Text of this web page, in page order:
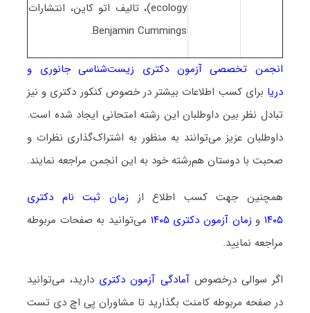
ecology)، تالیف اتو کاین، انتشارات
Benjamin Cummings.
انجمن تخصصی آزمون دکتری زیست‌شناسی جانوری و
دریا برای کسب اطلاعات بیشتر در خصوص کنکور دکتری و نیز
تبادل نظر بین داوطلبان این رشته امتحانی ایجاد شده است.
داوطلبان عزیز می‌توانند به منظور به اشتراک‌گذاری نظرات و
صحبت با دوستان هم‌رشته خود به این انجمن مراجعه نمایند.
همچنین جهت کسب اطلاع از زمان ثبت نام دکتری
۱۴۰۵ و زمان آزمون دکتری ۱۴۰۵
می‌توانید به صفحات مربوطه
مراجعه نمایید.
اگر سوالی درخصوصآمادگی آزمون دکتری دارید، می‌توانید
در صفحه مربوطه کامنت بگذارید تا مشاوران پی اچ دی تست